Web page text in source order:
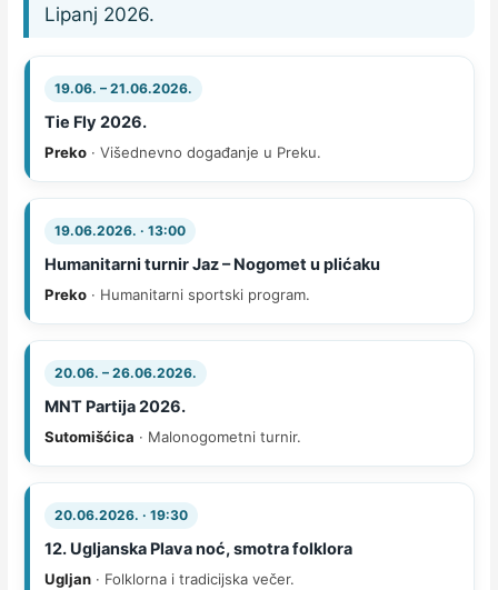
Lipanj 2026.
19.06. – 21.06.2026.
Tie Fly 2026.
Preko · Višednevno događanje u Preku.
19.06.2026. · 13:00
Humanitarni turnir Jaz – Nogomet u plićaku
Preko · Humanitarni sportski program.
20.06. – 26.06.2026.
MNT Partija 2026.
Sutomišćica · Malonogometni turnir.
20.06.2026. · 19:30
12. Ugljanska Plava noć, smotra folklora
Ugljan · Folklorna i tradicijska večer.